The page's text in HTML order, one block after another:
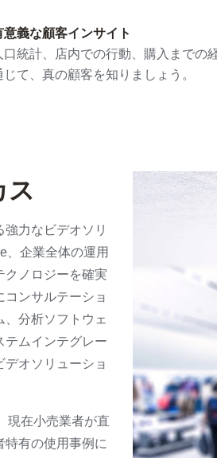
意義な顧客インサイト
口統計、店内での行動、購入までの
じて、真の顧客を知りましょう。
ス
力なビデオソリ
、企業全体の運用
クノロジーを確実
ンサルテーショ
分析ソフトウェ
テムインテグレー
オソリューショ
現在小売業者が直
有の使用事例に